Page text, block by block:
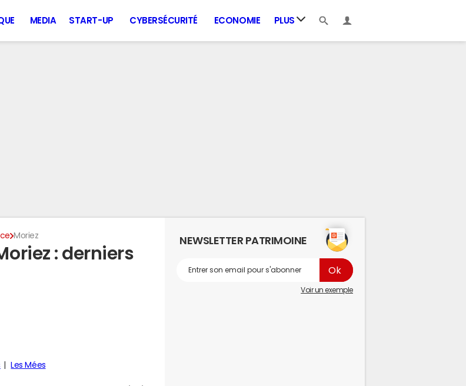
MEDIA START-UP CYBERSÉCURITÉ ECONOMIE PLUS
Moriez
: derniers
Les Mées
NEWSLETTER PATRIMOINE
Voir un exemple